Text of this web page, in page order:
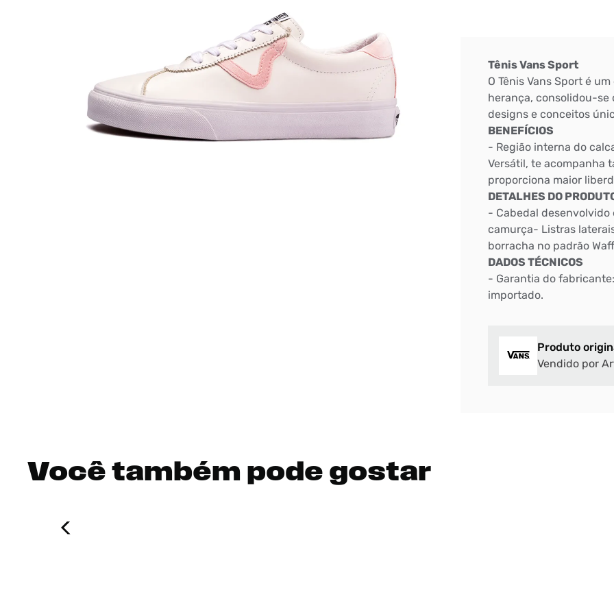
Tênis Vans Sport
O Tênis Vans Sport é
herança, consolidou-se
designs e conceitos
BENEFÍCIOS
- Região interna do
Versátil, te acompanha
proporciona maior
DETALHES DO
- Cabedal desenvolvido
camurça- Listras
borracha no padrão
DADOS TÉCNICOS
- Garantia do
importado.
Produto
Vendido por
Você também pode gostar